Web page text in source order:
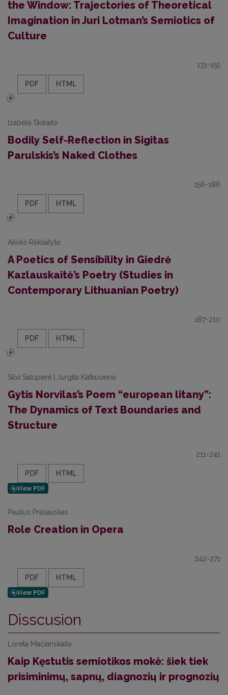
the Window: Trajectories of Theoretical
Imagi­nation in Juri Lotman’s Semiotics of
Culture
131-155
PDF HTML
Izabelė Skikaitė
Bodily Self-Reflection in Sigitas
Parulskis’s Naked Clothes
156-186
PDF HTML
Akvilė Rėklaitytė
A Poetics of Sensibility in Giedrė
Kazlauskaitė’s Poetry (Studies in
Contemporary Lithuanian Poetry)
187-210
PDF HTML
Silvi Salupere | Jurgita Katkuvienė
Gytis Norvilas’s Poem “european litany”:
The Dynamics of Text Boundaries and
Structure
211-241
PDF HTML
Paulius Prasauskas
Role Creation in Opera
242-271
PDF HTML
Disscusion
Loreta Mačianskaitė
Kaip Kęstutis semiotikos mokė: šiek tiek
prisiminimų, sapnų, diagnozių ir prognozių